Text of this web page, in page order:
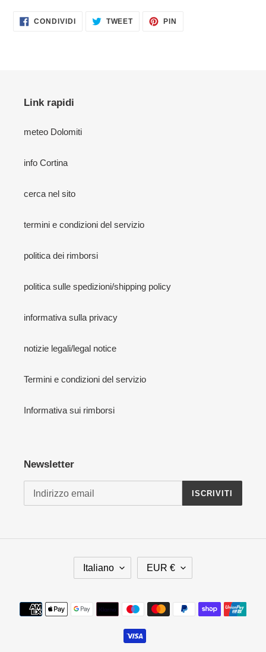
CONDIVIDI CONDIVIDITWEETTWITTA
PIN
Link rapidi
meteo Dolomiti
info Cortina
cerca nel sito
termini e condizioni del servizio
politica dei rimborsi
politica sulle spedizioni/shipping policy
informativa sulla privacy
notizie legali/legal notice
Termini e condizioni del servizio
Informativa sui rimborsi
Newsletter
ISCRIVITI
I
G
U
Italiano
A
U
T
A
EUR €
Metodi
di
pagamento